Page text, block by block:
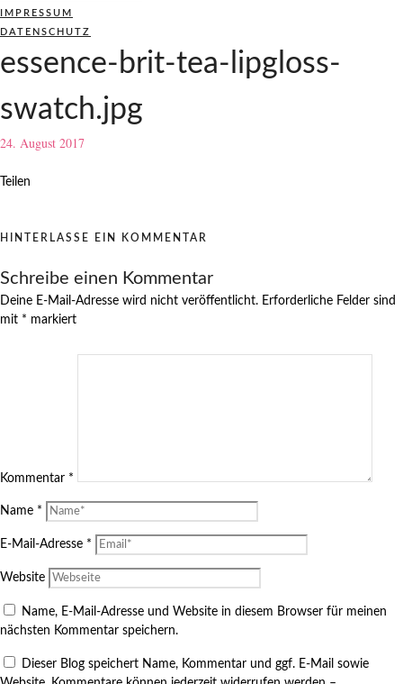
IMPRESSUM
DATENSCHUTZ
essence-brit-tea-lipgloss-
swatch.jpg
24. August 2017
Teilen
HINTERLASSE EIN KOMMENTAR
Schreibe einen Kommentar
Deine E-Mail-Adresse wird nicht veröffentlicht. Erforderliche Felder sind
mit * markiert
Kommentar *
Name *
E-Mail-Adresse *
Website
Name, E-Mail-Adresse und Website in diesem Browser für meinen
nächsten Kommentar speichern.
Dieser Blog speichert Name, Kommentar und ggf. E-Mail sowie